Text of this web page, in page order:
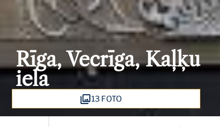
Rīga, Vecrīga, Kaļķu
iela
13 FOTO